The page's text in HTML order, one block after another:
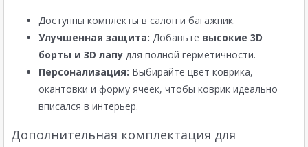
Доступны комплекты в салон и багажник.
Улучшенная защита: Добавьте высокие 3D
борты и 3D лапу для полной герметичности.
Персонализация: Выбирайте цвет коврика,
окантовки и форму ячеек, чтобы коврик идеально
вписался в интерьер.
Дополнительная комплектация для